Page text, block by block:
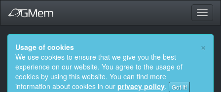
×
Usage of cookies
We use cookies to ensure that we give you the best
experience on our website. You agree to the usage of
cookies by using this website. You can find more
information about cookies in our privacy policy. Got it!